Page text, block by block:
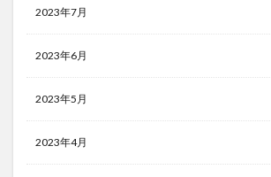
2023年7月
2023年6月
2023年5月
2023年4月